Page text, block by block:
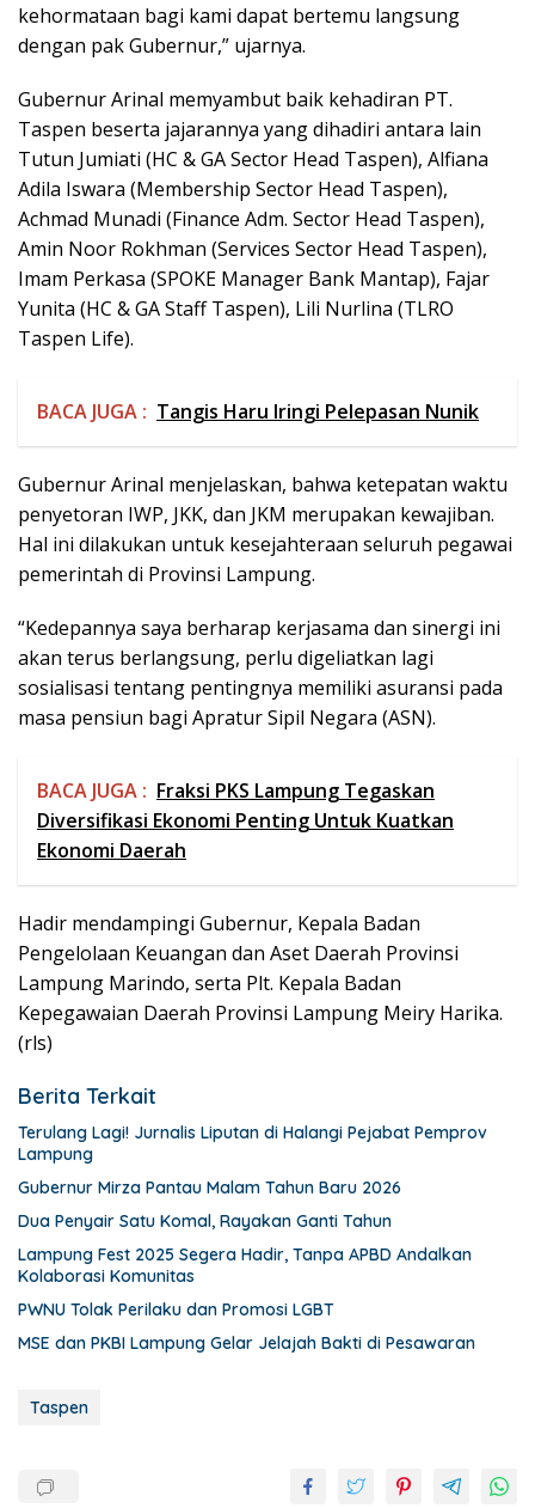
kehormataan bagi kami dapat bertemu langsung
dengan pak Gubernur,” ujarnya.
Gubernur Arinal memyambut baik kehadiran PT.
Taspen beserta jajarannya yang dihadiri antara lain
Tutun Jumiati (HC & GA Sector Head Taspen), Alfiana
Adila Iswara (Membership Sector Head Taspen),
Achmad Munadi (Finance Adm. Sector Head Taspen),
Amin Noor Rokhman (Services Sector Head Taspen),
Imam Perkasa (SPOKE Manager Bank Mantap), Fajar
Yunita (HC & GA Staff Taspen), Lili Nurlina (TLRO
Taspen Life).
BACA JUGA : Tangis Haru Iringi Pelepasan Nunik
Gubernur Arinal menjelaskan, bahwa ketepatan waktu
penyetoran IWP, JKK, dan JKM merupakan kewajiban.
Hal ini dilakukan untuk kesejahteraan seluruh pegawai
pemerintah di Provinsi Lampung.
“Kedepannya saya berharap kerjasama dan sinergi ini
akan terus berlangsung, perlu digeliatkan lagi
sosialisasi tentang pentingnya memiliki asuransi pada
masa pensiun bagi Apratur Sipil Negara (ASN).
BACA JUGA : Fraksi PKS Lampung Tegaskan
Diversifikasi Ekonomi Penting Untuk Kuatkan
Ekonomi Daerah
Hadir mendampingi Gubernur, Kepala Badan
Pengelolaan Keuangan dan Aset Daerah Provinsi
Lampung Marindo, serta Plt. Kepala Badan
Kepegawaian Daerah Provinsi Lampung Meiry Harika.
(rls)
Berita Terkait
Terulang Lagi! Jurnalis Liputan di Halangi Pejabat Pemprov
Lampung
Gubernur Mirza Pantau Malam Tahun Baru 2026
Dua Penyair Satu Komal, Rayakan Ganti Tahun
Lampung Fest 2025 Segera Hadir, Tanpa APBD Andalkan
Kolaborasi Komunitas
PWNU Tolak Perilaku dan Promosi LGBT
MSE dan PKBI Lampung Gelar Jelajah Bakti di Pesawaran
Taspen